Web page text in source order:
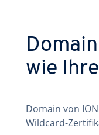
wie
Domain von
Wildcard-